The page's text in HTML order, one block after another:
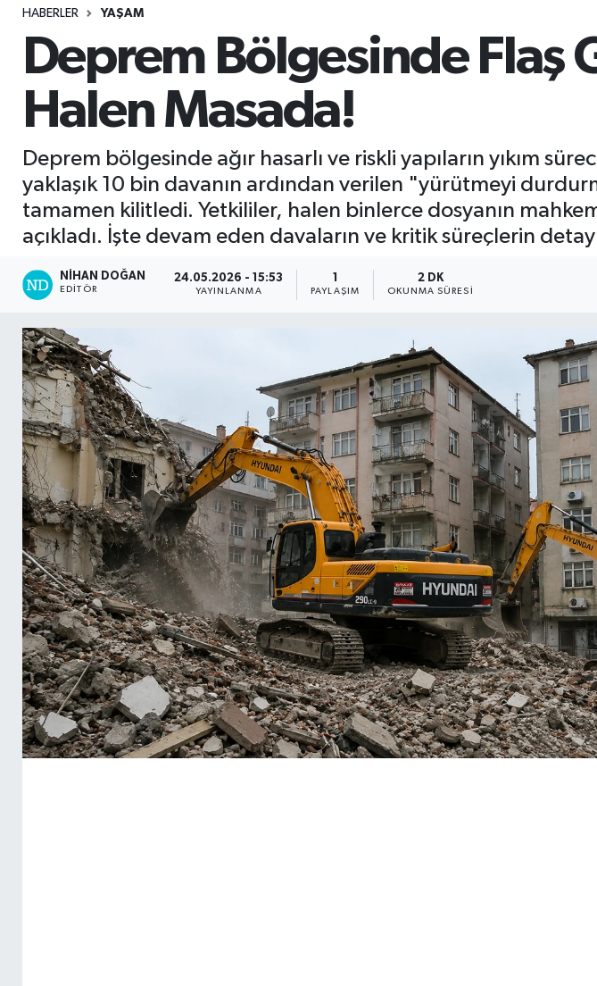
HABERLER YAŞAM
Deprem Bölgesinde Flaş
Halen Masada!
Deprem bölgesinde ağır hasarlı ve riskli yapıların yıkım
yaklaşık 10 bin davanın ardından verilen "yürütmeyi
tamamen kilitledi. Yetkililer, halen binlerce dosyanın
açıkladı. İşte devam eden davaların ve kritik süreçlerin
NIHAN DOĞAN
EDITÖR
24.05.2026 - 15:53
YAYINLANMA
1
PAYLAŞIM
2 DK
OKUNMA SÜRESI
Seri İlan
Siyaset
Spor
Yaşam